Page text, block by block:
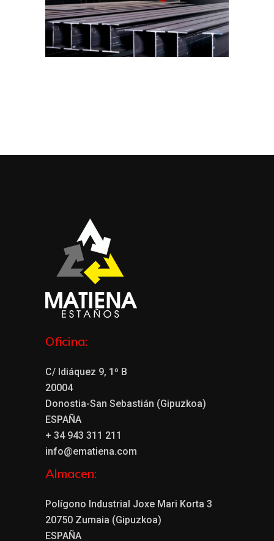
Oficina:
C/ Idiáquez 9, 1º B
20004
Donostia-San Sebastián (Gipuzkoa)
ESPAÑA
+ 34 943 311 211
info@ematiena.com
Almacen:
Polígono Industrial Joxe Mari Korta 3
20750 Zumaia (Gipuzkoa)
ESPAÑA